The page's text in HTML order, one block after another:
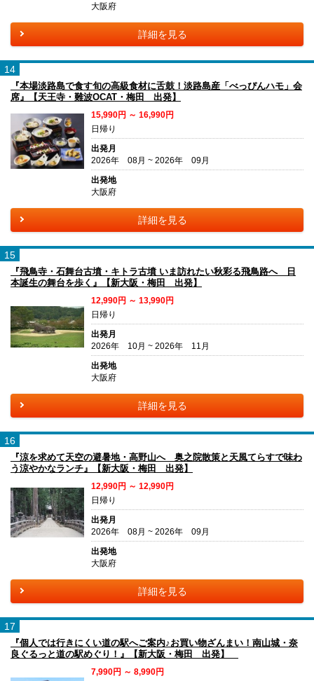
大阪府
詳細を見る
14
『本場淡路島で食す旬の高級食材に舌鼓！淡路島産「べっぴんハモ」会
席』【天王寺・難波OCAT・梅田 出発】
15,990円 ～ 16,990円
日帰り
出発月
2026年 08月 ~ 2026年 09月
出発地
大阪府
詳細を見る
15
『飛鳥寺・石舞台古墳・キトラ古墳 いま訪れたい秋彩る飛鳥路へ 日
本誕生の舞台を歩く』【新大阪・梅田 出発】
12,990円 ～ 13,990円
日帰り
出発月
2026年 10月 ~ 2026年 11月
出発地
大阪府
詳細を見る
16
『涼を求めて天空の避暑地・高野山へ 奥之院散策と天風てらすで味わ
う涼やかなランチ』【新大阪・梅田 出発】
12,990円 ～ 12,990円
日帰り
出発月
2026年 08月 ~ 2026年 09月
出発地
大阪府
詳細を見る
17
『個人では行きにくい道の駅へご案内♪お買い物ざんまい！南山城・奈
良ぐるっと道の駅めぐり！』【新大阪・梅田 出発】
7,990円 ～ 8,990円